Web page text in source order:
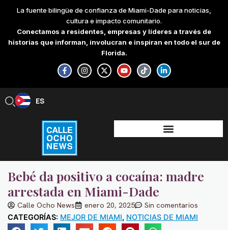
content
La fuente bilingüe de confianza de Miami-Dade para noticias,
cultura e impacto comunitario.
Conectamos a residentes, empresas y líderes a través de
historias que informan, involucran e inspiran en todo el sur de
Florida.
F
a
c
e
-
f
I
n
s
t
X
-
t
w
Y
o
u
t
T
i
k
t
L
i
n
k
-
i
n
ES
EN
Bebé da positivo a cocaína: madre
arrestada en Miami-Dade
Calle Ocho News enero 20, 2025 Sin comentarios
CATEGORÍAS: MEJOR DE MIAMI, NOTICIAS DE MIAMI